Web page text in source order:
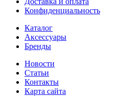
Конфиденциальность
Каталог
Аксессуары
Бренды
Новости
Статьи
Контакты
Карта сайта